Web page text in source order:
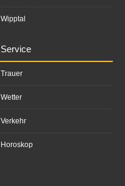
Wipptal
Service
Trauer
Wetter
Verkehr
Horoskop